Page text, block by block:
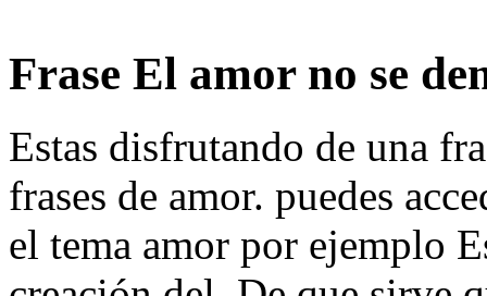
Frase El amor no se
Estas disfrutando de una
frases de amor. puedes
el tema amor por ejemplo